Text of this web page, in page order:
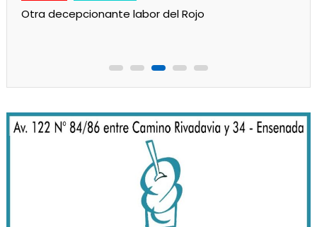
Camba juega esta noche en Ensenada